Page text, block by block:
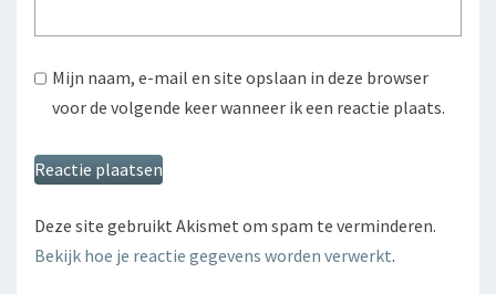
Mijn naam, e-mail en site opslaan in deze browser
voor de volgende keer wanneer ik een reactie plaats.
Deze site gebruikt Akismet om spam te verminderen.
Bekijk hoe je reactie gegevens worden verwerkt.